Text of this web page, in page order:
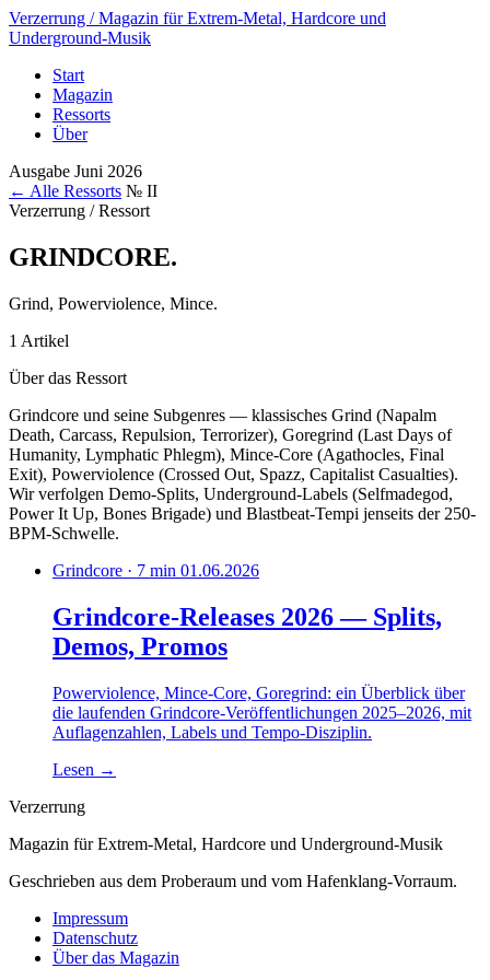
Verzerrung / Magazin für Extrem-Metal, Hardcore und
Underground-Musik
Start
Magazin
Ressorts
Über
Ausgabe Juni 2026
← Alle Ressorts № II
Verzerrung / Ressort
GRINDCORE.
Grind, Powerviolence, Mince.
1 Artikel
Über das Ressort
Grindcore und seine Subgenres — klassisches Grind (Napalm
Death, Carcass, Repulsion, Terrorizer), Goregrind (Last Days of
Humanity, Lymphatic Phlegm), Mince-Core (Agathocles, Final
Exit), Powerviolence (Crossed Out, Spazz, Capitalist Casualties).
Wir verfolgen Demo-Splits, Underground-Labels (Selfmadegod,
Power It Up, Bones Brigade) und Blastbeat-Tempi jenseits der 250-
BPM-Schwelle.
Grindcore · 7 min 01.06.2026
Grindcore-Releases 2026 — Splits,
Demos, Promos
Powerviolence, Mince-Core, Goregrind: ein Überblick über
die laufenden Grindcore-Veröffentlichungen 2025–2026, mit
Auflagenzahlen, Labels und Tempo-Disziplin.
Lesen →
Verzerrung
Magazin für Extrem-Metal, Hardcore und Underground-Musik
Geschrieben aus dem Proberaum und vom Hafenklang-Vorraum.
Impressum
Datenschutz
Über das Magazin